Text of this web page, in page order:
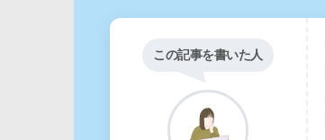
この記事を書いた人